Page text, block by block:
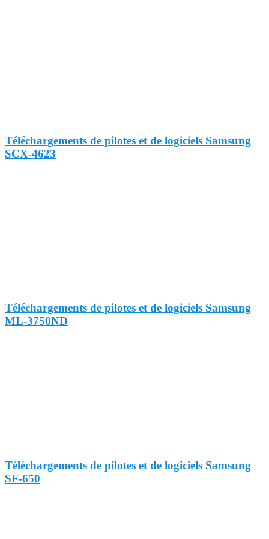
Téléchargements de pilotes et de logiciels Samsung
SCX-4623
Téléchargements de pilotes et de logiciels Samsung
ML-3750ND
Téléchargements de pilotes et de logiciels Samsung
SF-650